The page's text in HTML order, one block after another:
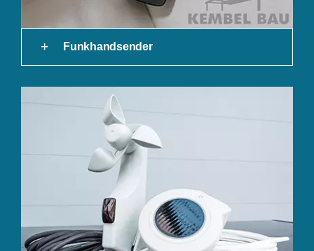
Funkhandsender